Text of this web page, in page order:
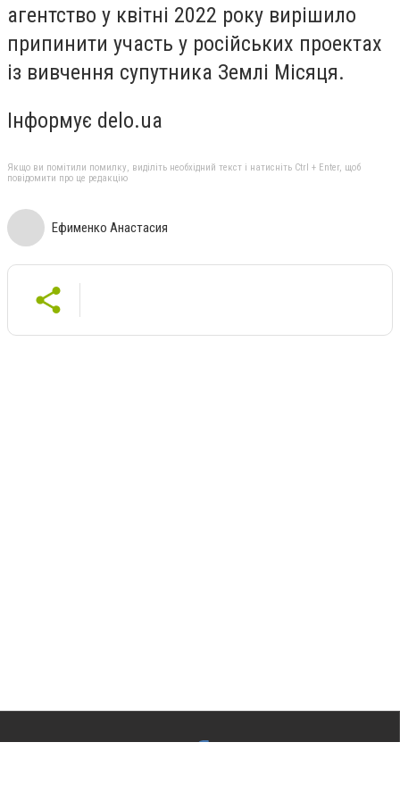
агентство у квітні 2022 року вирішило
припинити участь у російських проектах
із вивчення супутника Землі Місяця.
Інформує delo.ua
Якщо ви помітили помилку, виділіть необхідний текст і натисніть Ctrl + Enter, щоб
повідомити про це редакцію
Ефименко Анастасия